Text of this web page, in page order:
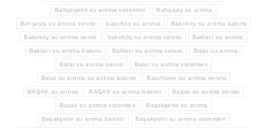
Bahçeşehir su arıtma sistemleri Bahşayiş su arıtma
Bahşeyiş su arıtma servisi bakırköy su arıtma Bakırköy su arıtma bakımı
Bakırköy su arıtma servis bakırköy su arıtma servisi Baklacı su arıtma
Baklacı su arıtma bakımı Baklacı su arıtma servisi Balat su arıtma
Balat su arıtma servisi Balat su arıtma sistemleri
Balat su arıtma su arıtma bakımı Baozhane su arıtma servisi
BAŞAK su arıtma BAŞAK su arıtma bakımı Başak su arıtma servisi
Başak su arıtma sistemleri Başakşehir su arıtma
Başakşehir su arıtma bakımı Başakşehir su arıtma sistemleri